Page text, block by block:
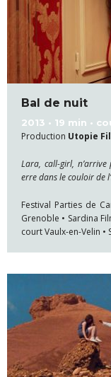
Bal de nuit
2013 • 19 min •
Production Utopie
Lara, call-girl,
erre dans le couloir de
Festival Parties de
Grenoble • Sardina
court Vaulx-en-Velin •